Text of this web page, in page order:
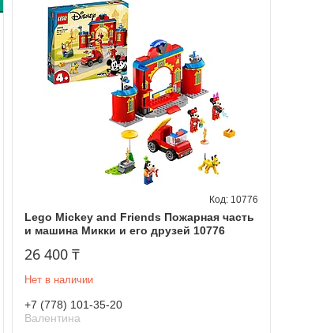
Lego Mickey and Friends Пожарная часть
и машина Микки и его друзей 10776
10776
26 400 ₸
Нет в наличии
+7 (778) 101-35-20
Валентина